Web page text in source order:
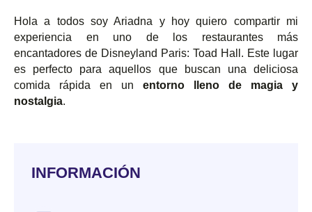
Hola a todos soy Ariadna y hoy quiero compartir mi
experiencia en uno de los restaurantes más
encantadores de Disneyland Paris: Toad Hall. Este lugar
es perfecto para aquellos que buscan una deliciosa
comida rápida en un entorno lleno de magia y
nostalgia.
INFORMACIÓN